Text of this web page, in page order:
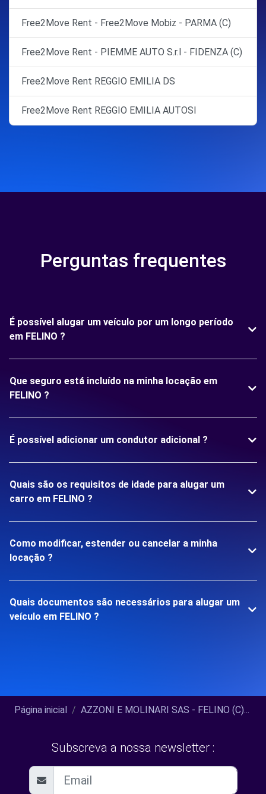
Free2Move Rent - Free2Move Mobiz - PARMA (C)
Free2Move Rent - PIEMME AUTO S.r.l - FIDENZA (C)
Free2Move Rent REGGIO EMILIA DS
Free2Move Rent REGGIO EMILIA AUTOSI
Perguntas frequentes
É possível alugar um veículo por um longo período
em FELINO ?
Que seguro está incluído na minha locação em
FELINO ?
É possível adicionar um condutor adicional ?
Quais são os requisitos de idade para alugar um
carro em FELINO ?
Como modificar, estender ou cancelar a minha
locação ?
Quais documentos são necessários para alugar um
veículo em FELINO ?
Página inicial AZZONI E MOLINARI SAS - FELINO (C)...
Subscreva a nossa newsletter :